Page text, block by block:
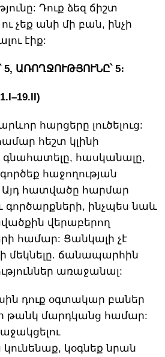
Դուք ձեզ ճիշտ
չեք անի մի բան, ինչի
էիք:
5, ԱՌՈՂՋՈՒԹՅՈՒՆԸ՝ 5։
հարցերը լուծելուց:
հեշտ կլինի
գնահատելը, հասկանալը,
հաջողության
Այդ հատվածը հարմար
գործարքների, ինչպես նաև
վերաբերող
համար: Ցանկալի չէ
մեկնելը. ճանապարհին
առաջանալ:
դուք օգտակար բաներ
թանկ մարդկանց համար:
կունենաք, կօգնեք նրան